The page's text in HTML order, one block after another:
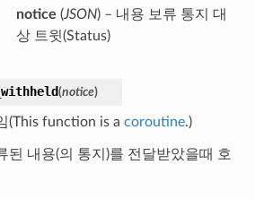
notice (JSON) – 내용 보류 통지 대
상 트윗(Status)
(notice)
(This function is a coroutine.)
된 내용(의 통지)를 전달받았을때 호